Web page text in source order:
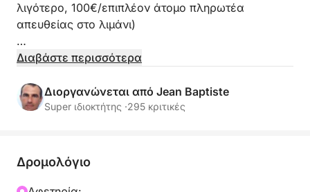
λιγότερο, 100€/επιπλέον άτομο πληρωτέα
απευθείας στο λιμάνι)
Επιβιβαστείτε στο "Fleur de Corail" για μια ιδιωτική
Περιλαμβάνονται γραφική ιστιοπλοΐα, κολύμπι σε
τιρκουάζ όρμους, paddleboarding, κολύμβηση με
Saint-Tropez ή Κάννες.
Διαβάστε περισσότερα
Διοργανώνεται από Jean Baptiste
Super ιδιοκτήτης ·295 κριτικές
Δρομολόγιο